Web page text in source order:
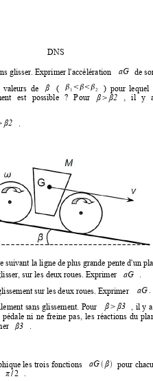
DNS
glisser. Exprimer l'accélération aG de
valeurs de β (  1 2 ) pour lequel
est possible ? Pour β β2 ,
  il
  y
β2
suivant la ligne de plus grande pente d'un
sur les deux roues. Exprimer aG .
sur les deux roues. Exprimer aG
ment sans glissement. Pour ββ3 , il y a
pédale ni ne freine pas, les réactions du
β3
les trois fonctions aG  β pour
π/2 .